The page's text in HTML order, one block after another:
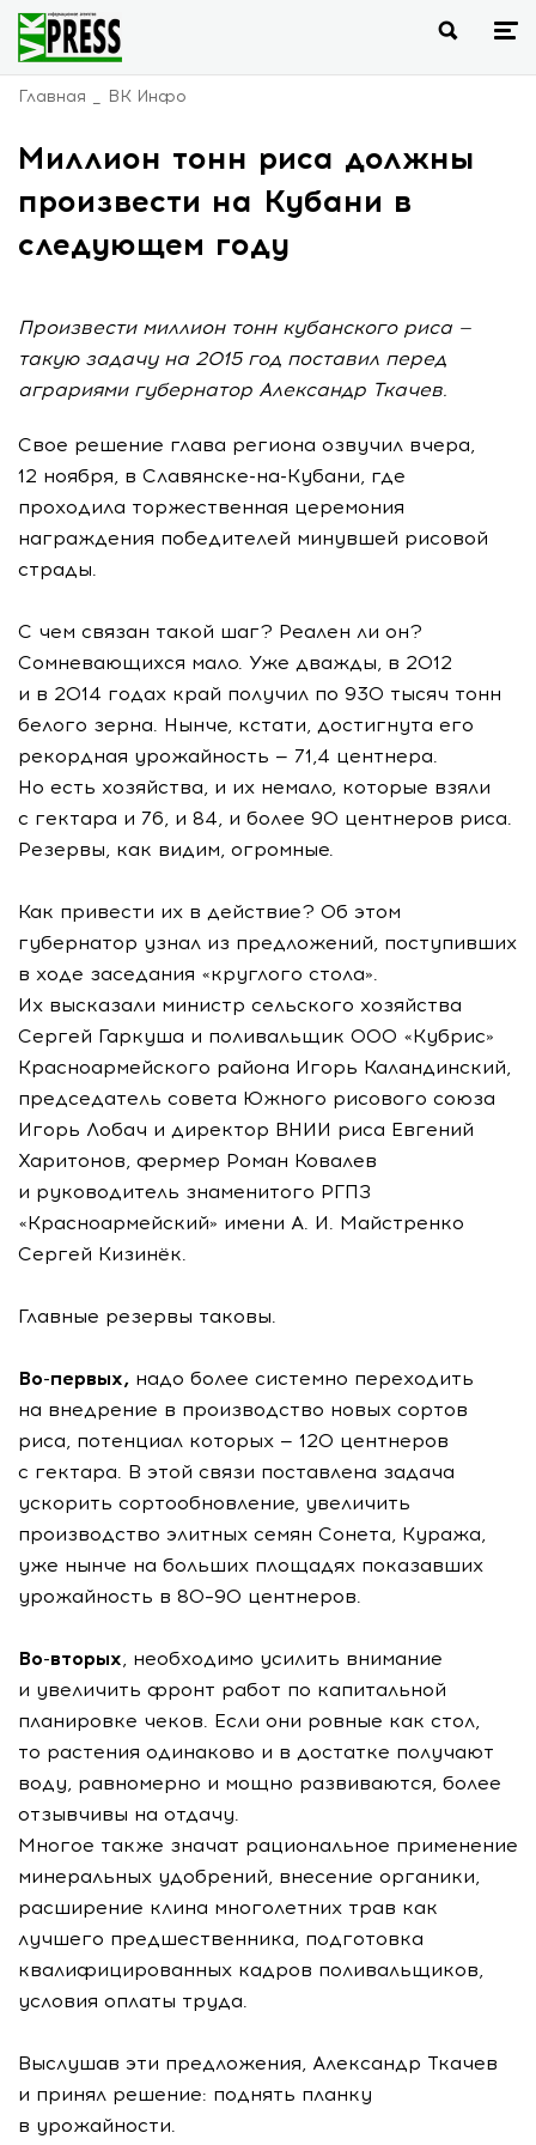
Главная ВК Инфо
Миллион тонн риса должны
произвести на Кубани в
следующем году
Произвести миллион тонн кубанского риса —
такую задачу на 2015 год поставил перед
аграриями губернатор Александр Ткачев.
Свое решение глава региона озвучил вчера,
12 ноября, в Славянске-на-Кубани, где
проходила торжественная церемония
награждения победителей минувшей рисовой
страды.
С чем связан такой шаг? Реален ли он?
Сомневающихся мало. Уже дважды, в 2012
и в 2014 годах край получил по 930 тысяч тонн
белого зерна. Нынче, кстати, достигнута его
рекордная урожайность — 71,4 центнера.
Но есть хозяйства, и их немало, которые взяли
с гектара и 76, и 84, и более 90 центнеров риса.
Резервы, как видим, огромные.
Как привести их в действие? Об этом
губернатор узнал из предложений, поступивших
в ходе заседания «круглого стола».
Их высказали министр сельского хозяйства
Сергей Гаркуша и поливальщик ООО «Кубрис»
Красноармейского района Игорь Каландинский,
председатель совета Южного рисового союза
Игорь Лобач и директор ВНИИ риса Евгений
Харитонов, фермер Роман Ковалев
и руководитель знаменитого РГПЗ
«Красноармейский» имени А. И. Майстренко
Сергей Кизинёк.
Главные резервы таковы.
Во-первых, надо более системно переходить
на внедрение в производство новых сортов
риса, потенциал которых — 120 центнеров
с гектара. В этой связи поставлена задача
ускорить сортообновление, увеличить
производство элитных семян Сонета, Куража,
уже нынче на больших площадях показавших
урожайность в 80–90 центнеров.
Во-вторых, необходимо усилить внимание
и увеличить фронт работ по капитальной
планировке чеков. Если они ровные как стол,
то растения одинаково и в достатке получают
воду, равномерно и мощно развиваются, более
отзывчивы на отдачу.
Многое также значат рациональное применение
минеральных удобрений, внесение органики,
расширение клина многолетних трав как
лучшего предшественника, подготовка
квалифицированных кадров поливальщиков,
условия оплаты труда.
Выслушав эти предложения, Александр Ткачев
и принял решение: поднять планку
в урожайности.